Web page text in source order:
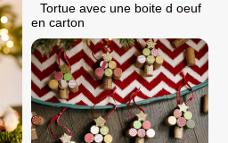
Tortue avec une boite d oeuf
en carton